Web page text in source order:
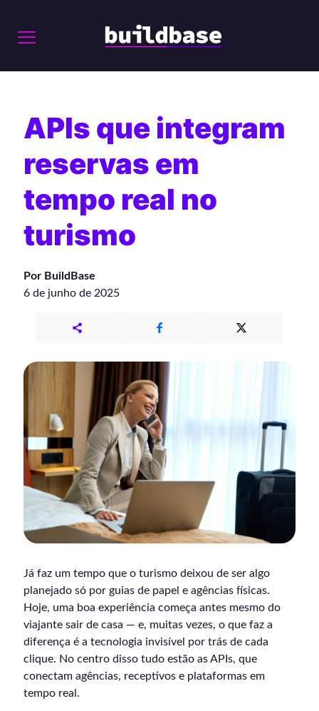
APIs que integram
reservas em
tempo real no
turismo
Por BuildBase
6 de junho de 2025
Já faz um tempo que o turismo deixou de ser algo
planejado só por guias de papel e agências físicas.
Hoje, uma boa experiência começa antes mesmo do
viajante sair de casa — e, muitas vezes, o que faz a
diferença é a tecnologia invisível por trás de cada
clique. No centro disso tudo estão as APIs, que
conectam agências, receptivos e plataformas em
tempo real.